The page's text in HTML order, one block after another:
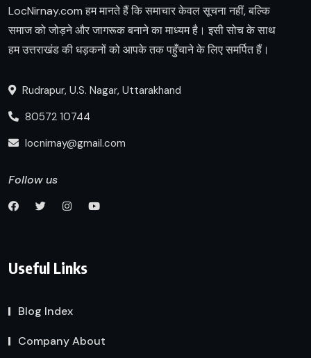
LocNirnay.com हम मानते हैं कि समाचार केवल सूचना नहीं, बल्कि
समाज को जोड़ने और जागरूक बनाने का माध्यम है। इसी सोच के साथ
हम उत्तराखंड की धड़कनों को आपके तक पहुँचाने के लिए समर्पित हैं।
Rudrapur, U.S. Nagar, Uttarakhand
80572 10744
locnirnay@gmail.com
Follow us
Useful Links
Blog Index
Company About